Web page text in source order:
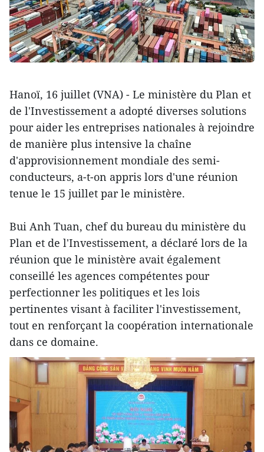
Hanoï, 16 juillet (VNA) - Le ministère du Plan et
de l'Investissement a adopté diverses solutions
pour aider les entreprises nationales à rejoindre
de manière plus intensive la chaîne
d'approvisionnement mondiale des semi-
conducteurs, a-t-on appris lors d'une réunion
tenue le 15 juillet par le ministère.
Bui Anh Tuan, chef du bureau du ministère du
Plan et de l'Investissement, a déclaré lors de la
réunion que le ministère avait également
conseillé les agences compétentes pour
perfectionner les politiques et les lois
pertinentes visant à faciliter l'investissement,
tout en renforçant la coopération internationale
dans ce domaine.